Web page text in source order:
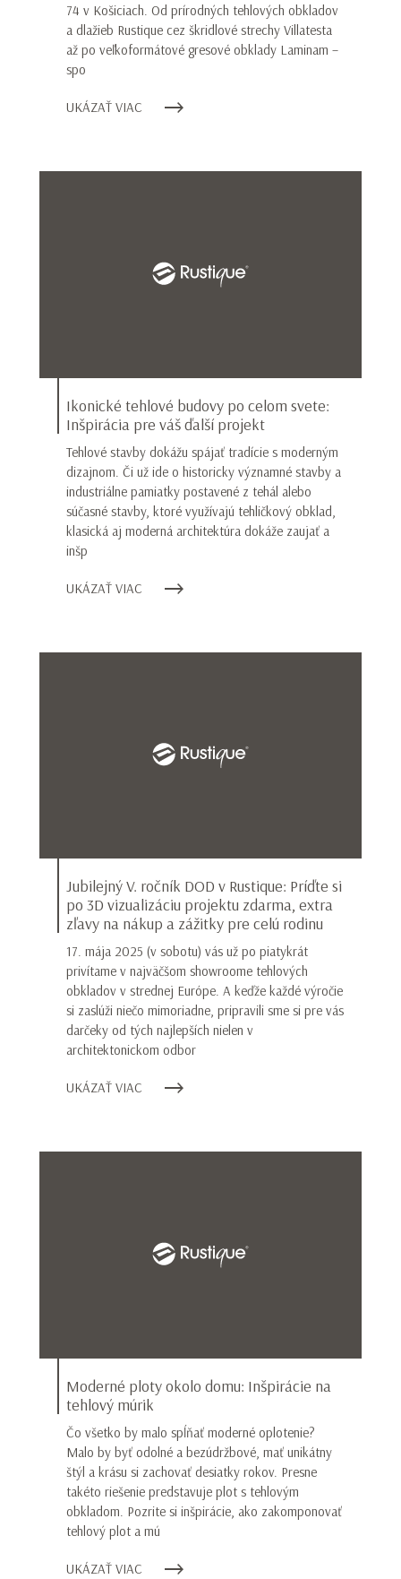
74 v Košiciach. Od prírodných tehlových obkladov
a dlažieb Rustique cez škridlové strechy Villatesta
až po veľkoformátové gresové obklady Laminam –
spo
UKÁZAŤ VIAC
Ikonické tehlové budovy po celom svete:
Inšpirácia pre váš ďalší projekt
Tehlové stavby dokážu spájať tradície s moderným
dizajnom. Či už ide o historicky významné stavby a
industriálne pamiatky postavené z tehál alebo
súčasné stavby, ktoré využívajú tehličkový obklad,
klasická aj moderná architektúra dokáže zaujať a
inšp
UKÁZAŤ VIAC
Jubilejný V. ročník DOD v Rustique: Príďte si
po 3D vizualizáciu projektu zdarma, extra
zľavy na nákup a zážitky pre celú rodinu
17. mája 2025 (v sobotu) vás už po piatykrát
privítame v najväčšom showroome tehlových
obkladov v strednej Európe. A keďže každé výročie
si zaslúži niečo mimoriadne, pripravili sme si pre vás
darčeky od tých najlepších nielen v
architektonickom odbor
UKÁZAŤ VIAC
Moderné ploty okolo domu: Inšpirácie na
tehlový múrik
Čo všetko by malo spĺňať moderné oplotenie?
Malo by byť odolné a bezúdržbové, mať unikátny
štýl a krásu si zachovať desiatky rokov. Presne
takéto riešenie predstavuje plot s tehlovým
obkladom. Pozrite si inšpirácie, ako zakomponovať
tehlový plot a mú
UKÁZAŤ VIAC